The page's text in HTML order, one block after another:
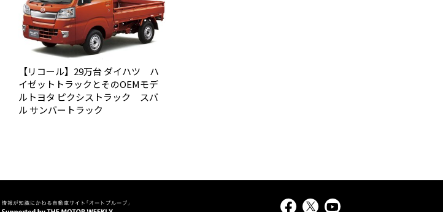
【リコール】29万台 ダイハツ ハ
イゼットトラックとそのOEMモデ
ルトヨタ ピクシストラック スバ
ル サンバートラック